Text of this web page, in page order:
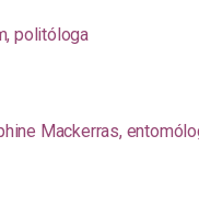
politóloga
Mackerras,